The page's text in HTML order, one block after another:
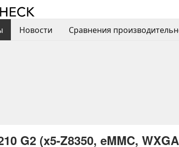
Новости Сравнения
G2 (x5-Z8350, eMMC,